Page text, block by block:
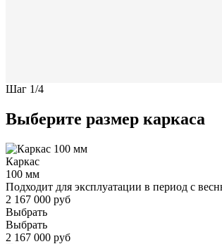
Шаг 1/4
Выберите размер каркаса
Каркас
100 мм
Подходит для эксплуатации в период с
2 167 000 руб
Выбрать
Выбрать
2 167 000 руб